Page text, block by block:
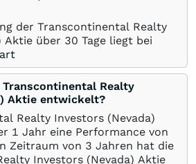
der Transcontinental Realty
Aktie über 30 Tage liegt bei
Realty
Aktie entwickelt?
Realty Investors (Nevada)
1 Jahr eine Performance von
Zeitraum von 3 Jahren hat die
Investors (Nevada) Aktie